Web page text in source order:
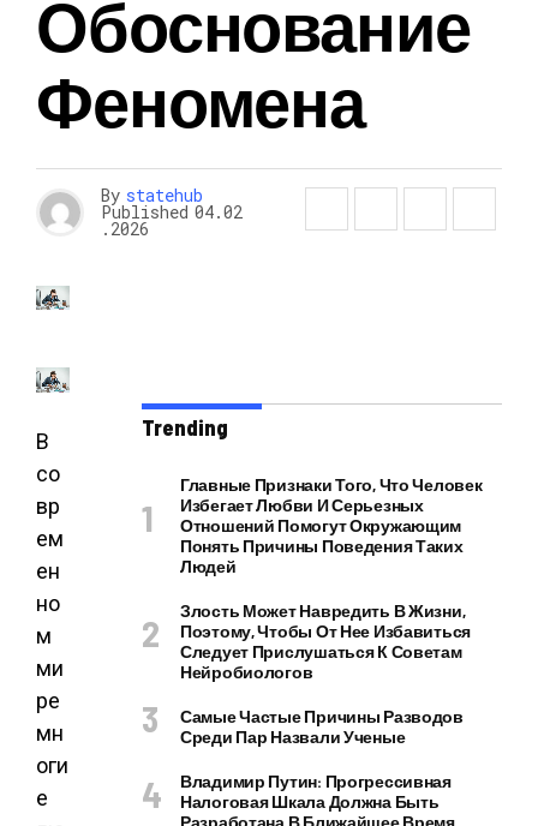
Обоснование
Феномена
By statehub
Published 04.02
.2026
В
со
вр
ем
ен
но
м
ми
ре
мн
оги
е
Trending
Главные Признаки Того, Что Человек
Избегает Любви И Серьезных
Отношений Помогут Окружающим
Понять Причины Поведения Таких
Людей
Злость Может Навредить В Жизни,
Поэтому, Чтобы От Нее Избавиться
Следует Прислушаться К Советам
Нейробиологов
Самые Частые Причины Разводов
Среди Пар Назвали Ученые
Владимир Путин: Прогрессивная
Налоговая Шкала Должна Быть
Разработана В Ближайшее Время